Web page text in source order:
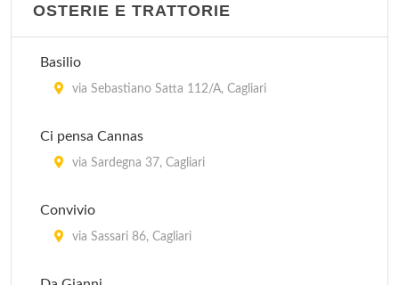
OSTERIE E TRATTORIE
Basilio
via Sebastiano Satta 112/A, Cagliari
Ci pensa Cannas
via Sardegna 37, Cagliari
Convivio
via Sassari 86, Cagliari